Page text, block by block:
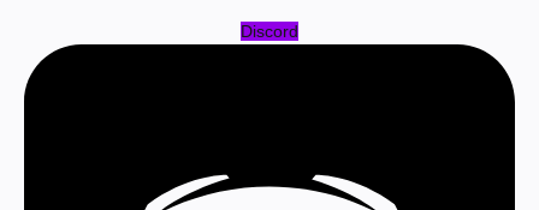
Discord